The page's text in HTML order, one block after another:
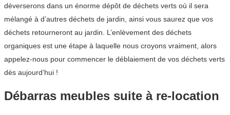
déverserons dans un énorme dépôt de déchets verts où il sera
mélangé à d’autres déchets de jardin, ainsi vous saurez que vos
déchets retourneront au jardin. L’enlèvement des déchets
organiques est une étape à laquelle nous croyons vraiment, alors
appelez-nous pour commencer le déblaiement de vos déchets verts
dès aujourd’hui !
Débarras meubles suite à re-location